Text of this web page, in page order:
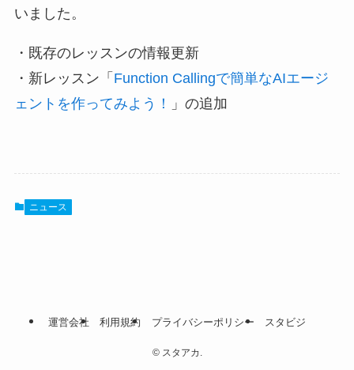
いました。
・既存のレッスンの情報更新
・新レッスン「 Function Callingで簡単なAIエージ
ェントを作ってみよう！
」の追加
ニュース
運営会社 利用規約 プライバシーポリシー スタビジ
©スタアカ.